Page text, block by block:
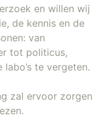
en willen wij
de kennis en de
van
tot politicus,
te vergeten.
zal ervoor zorgen